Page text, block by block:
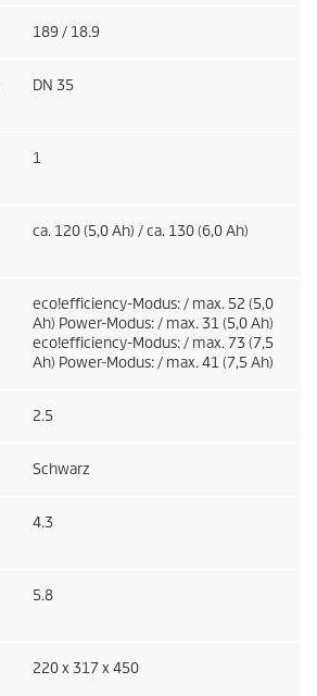
189 / 18.9
DN 35
1
ca. 120 (5,0 Ah) / ca. 130 (6,0 Ah)
eco!efficiency-Modus: / max. 52 (5,0
Ah) Power-Modus: / max. 31 (5,0 Ah)
eco!efficiency-Modus: / max. 73 (7,5
Ah) Power-Modus: / max. 41 (7,5 Ah)
2.5
Schwarz
4.3
5.8
220 x 317 x 450